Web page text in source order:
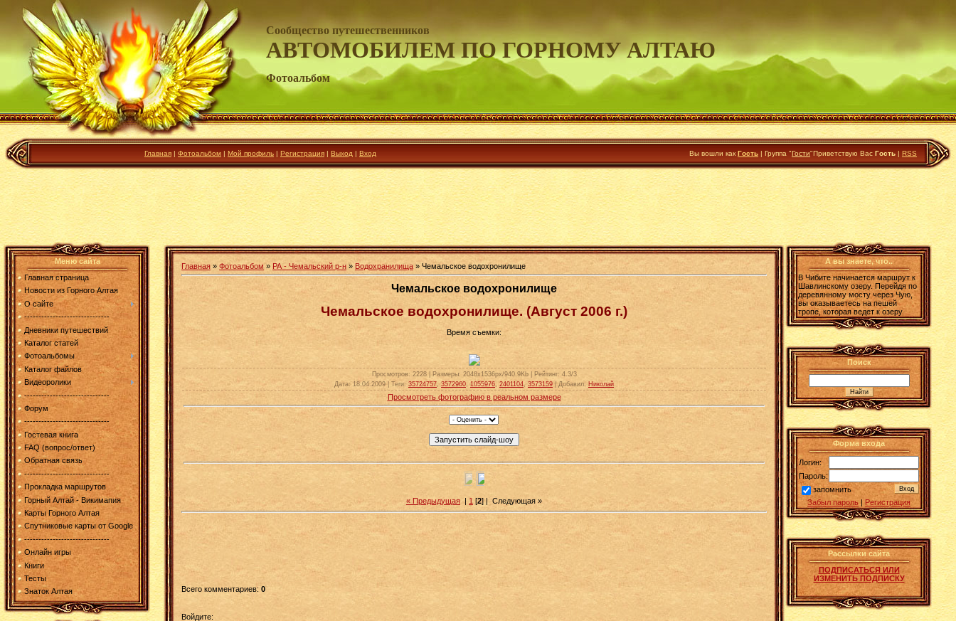
Сообщество путешественников
АВТОМОБИЛЕМ ПО ГОРНОМУ АЛТАЮ
Фотоальбом
Главная | Фотоальбом | Мой профиль | Регистрация | Выход | Вход Вы вошли как Гость | Группа "Гости"Приветствую Вас Гость | RSS
Меню сайта
Главная страница
Новости из Горного Алтая
О сайте
------------------------------
Дневники путешествий
Каталог статей
Фотоальбомы
Каталог файлов
Видеоролики
------------------------------
Форум
------------------------------
Гостевая книга
FAQ (вопрос/ответ)
Обратная связь
------------------------------
Прокладка маршрутов
Горный Алтай - Викимапия
Карты Горного Алтая
Спутниковые карты от Google
------------------------------
Онлайн игры
Книги
Тесты
Знаток Алтая
Главная » Фотоальбом» РА - Чемальский р-н » Водохранилища » Чемальское водохронилище
Чемальское водохронилище
Чемальское водохронилище. (Август 2006 г.)
Время съемки:
Просмотров: 2228 | Размеры: 2048x1536px/940.9Kb | Рейтинг: 4.3/3
Дата: 18.04.2009 | Теги: 35724757 ,3572960 ,1055976 2401104 3573159 Добавил: Николай
Просмотреть фотографию в реальном размере
« Предыдущая | 1 [2] | Следующая »
Всего комментариев: 0
Войдите:
А вы знаете, что..
В Чибите начинается маршрут к
Шавлинскому озеру. Перейдя по
деревянному мосту через Чую,
вы оказываетесь на пешей
тропе, которая ведет к озеру
Поиск
Форма входа
Логин:
Пароль:
запомнить
Забыл пароль | Регистрация
Рассылки сайта
ПОДПИСАТЬСЯ ИЛИ
ИЗМЕНИТЬ ПОДПИСКУ